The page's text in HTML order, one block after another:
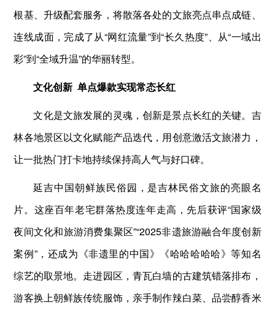
根基、升级配套服务，将散落各处的文旅亮点串点成链、
连线成面，完成了从“网红流量”到“长久热度”、从“一域出
彩”到“全域升温”的华丽转型。
文化创新单点爆款实现常态长红
文化是文旅发展的灵魂，创新是景点长红的关键。吉
林各地景区以文化赋能产品迭代，用创意激活文旅潜力，
让一批热门打卡地持续保持高人气与好口碑。
延吉中国朝鲜族民俗园，是吉林民俗文旅的亮眼名
片。这座百年老宅群落热度连年走高，先后获评“国家级
夜间文化和旅游消费集聚区”“2025非遗旅游融合年度创新
案例”，还成为《非遗里的中国》《哈哈哈哈哈》等知名
综艺的取景地。走进园区，青瓦白墙的古建筑错落排布，
游客换上朝鲜族传统服饰，亲手制作辣白菜、品尝醇香米